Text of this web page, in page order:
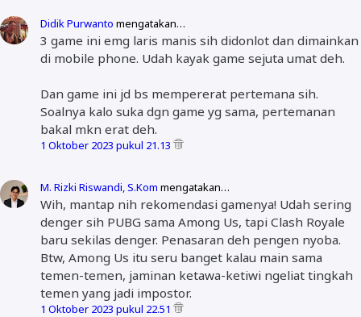
Didik Purwanto mengatakan…
3 game ini emg laris manis sih didonlot dan dimainkan
di mobile phone. Udah kayak game sejuta umat deh.
Dan game ini jd bs mempererat pertemana sih.
Soalnya kalo suka dgn game yg sama, pertemanan
bakal mkn erat deh.
1 Oktober 2023 pukul 21.13
M. Rizki Riswandi, S.Kom mengatakan…
Wih, mantap nih rekomendasi gamenya! Udah sering
denger sih PUBG sama Among Us, tapi Clash Royale
baru sekilas denger. Penasaran deh pengen nyoba.
Btw, Among Us itu seru banget kalau main sama
temen-temen, jaminan ketawa-ketiwi ngeliat tingkah
temen yang jadi impostor.
1 Oktober 2023 pukul 22.51